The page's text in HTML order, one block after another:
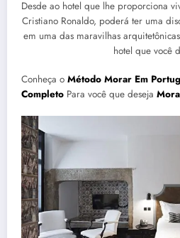
Desde ao hotel que lhe proporciona
Cristiano Ronaldo, poderá ter uma
em uma das maravilhas
hotel que você
Conheça o Método Morar Em
Completo Para você que deseja